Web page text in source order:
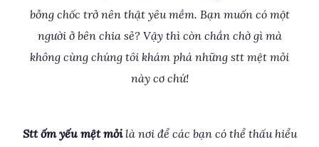
bỗng chốc trở nên thật yêu mềm. Bạn muốn có một
người ở bên chia sẻ? Vậy thì còn chần chờ gì mà
không cùng chúng tôi khám phá những stt mệt mỏi
này cơ chứ!
Stt ốm yếu mệt mỏilà nơi để các bạn có thể thấu hiểu